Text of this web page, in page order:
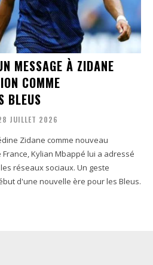
MESSAGE À ZIDANE
COMME
BLEUS
JUILLET 2026
Zidane comme nouveau
Kylian Mbappé lui a adressé
réseaux sociaux. Un geste
d'une nouvelle ère pour les Bleus.